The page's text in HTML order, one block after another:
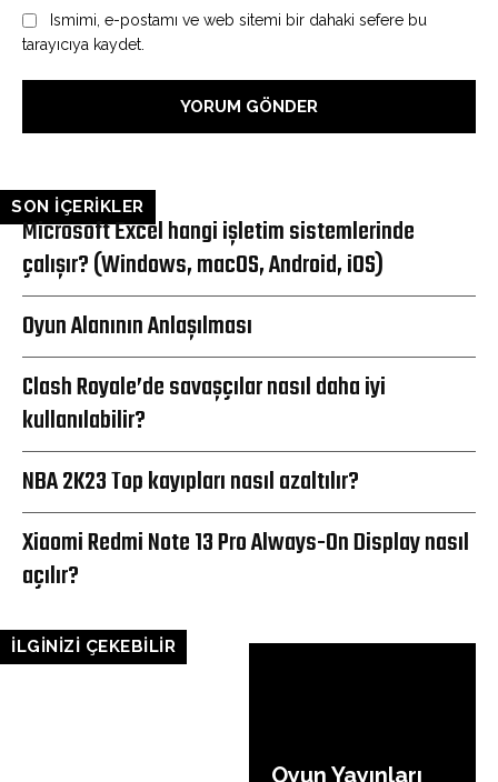
Ismimi, e-postamı ve web sitemi bir dahaki sefere bu
tarayıcıya kaydet.
SON İÇERİKLER
Microsoft Excel hangi işletim sistemlerinde
çalışır? (Windows, macOS, Android, iOS)
Oyun Alanının Anlaşılması
Clash Royale’de savaşçılar nasıl daha iyi
kullanılabilir?
NBA 2K23 Top kayıpları nasıl azaltılır?
Xiaomi Redmi Note 13 Pro Always-On Display nasıl
açılır?
İLGİNİZİ ÇEKEBİLİR
Oyun Yayınları